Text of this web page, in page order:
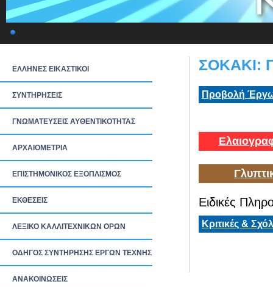
ΕΛΛΗΝΕΣ ΕΙΚΑΣΤΙΚΟΙ
ΣΥΝΤΗΡΗΣΕΙΣ
ΓΝΩΜΑΤΕΥΣΕΙΣ ΑΥΘΕΝΤΙΚΟΤΗΤΑΣ
ΑΡΧΑΙΟΜΕΤΡΙΑ
ΕΠΙΣΤΗΜΟΝΙΚΟΣ ΕΞΟΠΛΙΣΜΟΣ
ΕΚΘΕΣΕΙΣ
ΛΕΞΙΚΟ ΚΑΛΛΙΤΕΧΝΙΚΩΝ ΟΡΩΝ
ΟΔΗΓΟΣ ΣΥΝΤΗΡΗΣΗΣ ΕΡΓΩΝ ΤΕΧΝΗΣ
ΑΝΑΚΟΙΝΩΣΕΙΣ
ΣΟΚΑΚΙ:
Προβολή
Ειδικές
Κριτικές &